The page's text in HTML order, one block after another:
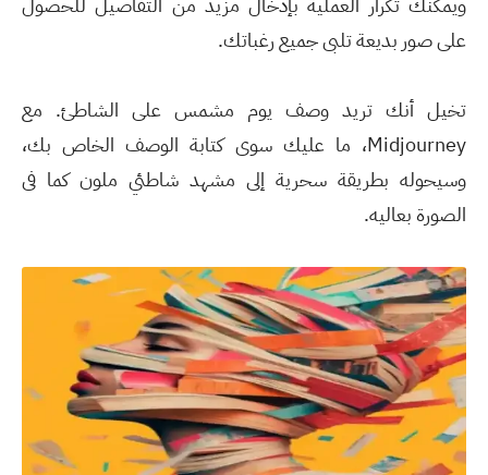
على صور بديعة تلبى جميع رغباتك.
تخيل أنك تريد وصف يوم مشمس على الشاطئ. مع
Midjourney، ما عليك سوى كتابة الوصف الخاص بك،
وسيحوله بطريقة سحرية إلى مشهد شاطئي ملون كما فى
الصورة بعاليه.